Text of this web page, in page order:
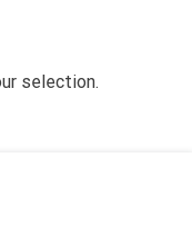
selection.